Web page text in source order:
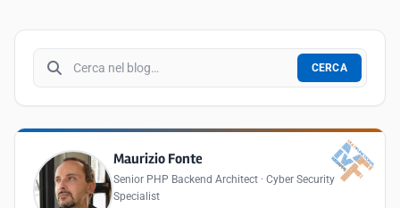
Cerca nel blog
CERCA
Maurizio Fonte
Senior PHP Backend Architect · Cyber Security
Specialist